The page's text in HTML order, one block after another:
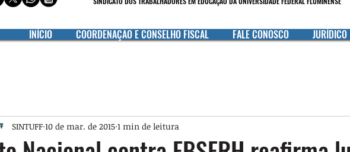
INÍCIO COORDENAÇÃO E CONSELHO FISCAL FALE CONOSCO JURÍDICO
SINTUFF 10 de mar. de 2015 1 min de leitura